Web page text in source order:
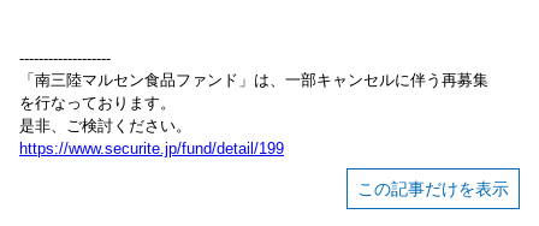
-------------------
「南三陸マルセン食品ファンド」は、一部キャンセルに伴う再募集
を行なっております。
是非、ご検討ください。
https://www.securite.jp/fund/detail/199
この記事だけを表示